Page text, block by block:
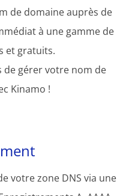
de domaine auprès de
à une gamme de
et gratuits.
de gérer votre nom de
Kinamo !
votre zone DNS via une